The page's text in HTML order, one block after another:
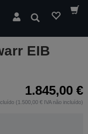
Pesquisar
EIB
1.845,00 €
(1.500,00 € IVA não incluído)